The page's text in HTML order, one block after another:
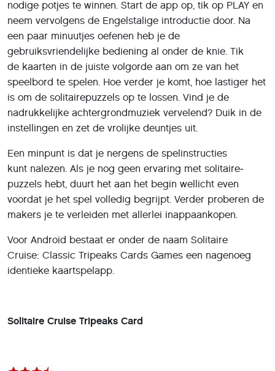
nodige potjes te winnen. Start de app op, tik op PLAY en
neem vervolgens de Engelstalige introductie door. Na
een paar minuutjes oefenen heb je de
gebruiksvriendelijke bediening al onder de knie. Tik
de kaarten in de juiste volgorde aan om ze van het
speelbord te spelen. Hoe verder je komt, hoe lastiger het
is om de solitaire­puzzels op te lossen. Vind je de
nadrukkelijke achtergrondmuziek vervelend? Duik in de
instellingen en zet de vrolijke deuntjes uit.
Een minpunt is dat je nergens de spelinstructies
kunt nalezen. Als je nog geen ervaring met solitaire­
puzzels hebt, duurt het aan het begin wellicht even
voordat je het spel volledig begrijpt. Verder proberen de
makers je te verleiden met allerlei in­app­aankopen.
Voor Android bestaat er onder de naam Solitaire
Cruise: Classic Tripeaks Cards Games een nagenoeg
identieke kaartspel­app.
Solitaire Cruise Tripeaks Card